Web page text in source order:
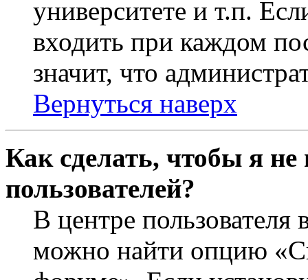
университете и т.п.
входить при каждом
значит, что
Вернуться наверх
Как сделать, чтобы я
пользователей?
В центре
можно найти опцию